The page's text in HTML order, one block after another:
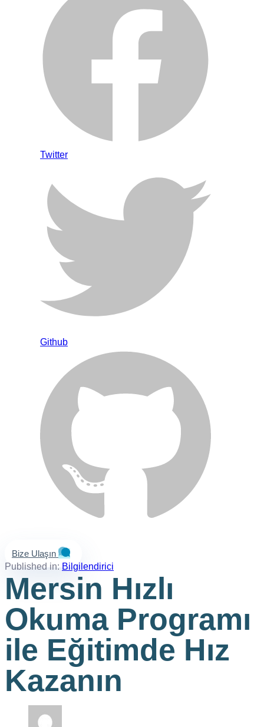
Twitter
Github
Bize Ulaşın
Published in: Bilgilendirici
Mersin Hızlı
Okuma Programı
ile Eğitimde Hız
Kazanın